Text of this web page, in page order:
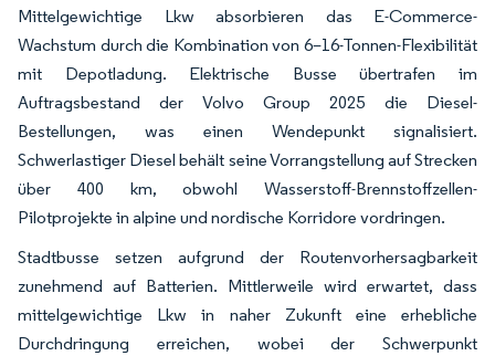
Mittelgewichtige Lkw absorbieren das E-Commerce-
Wachstum durch die Kombination von 6–16-Tonnen-Flexibilität
mit Depotladung. Elektrische Busse übertrafen im
Auftragsbestand der Volvo Group 2025 die Diesel-
Bestellungen, was einen Wendepunkt signalisiert.
Schwerlastiger Diesel behält seine Vorrangstellung auf Strecken
über 400 km, obwohl Wasserstoff-Brennstoffzellen-
Pilotprojekte in alpine und nordische Korridore vordringen.
Stadtbusse setzen aufgrund der Routenvorhersagbarkeit
zunehmend auf Batterien. Mittlerweile wird erwartet, dass
mittelgewichtige Lkw in naher Zukunft eine erhebliche
Durchdringung erreichen, wobei der Schwerpunkt